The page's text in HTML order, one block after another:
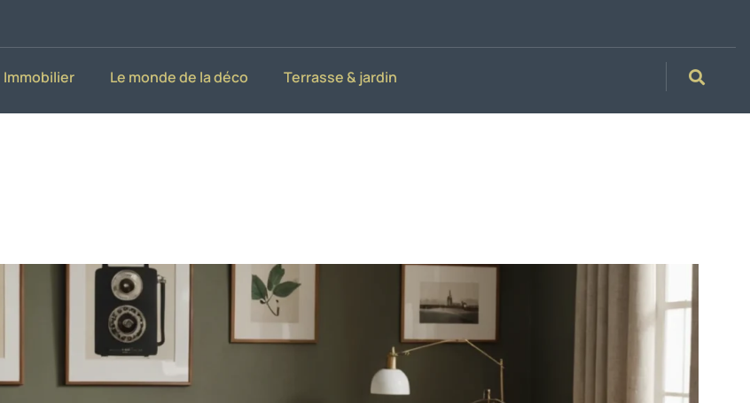
Immobilier Le monde de la déco Terrasse & jardin